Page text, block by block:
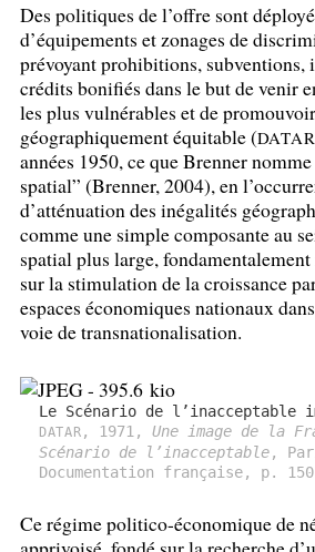
Des politiques de l’offre sont
d’équipements et zonages de
prévoyant prohibitions, subventions,
crédits bonifiés dans le but de venir
les plus vulnérables et de
géographiquement équitable (DATAR
années 1950, ce que Brenner
spatial” (Brenner, 2004), en
d’atténuation des inégalités
comme une simple composante au
spatial plus large,
sur la stimulation de la croissance
espaces économiques nationaux
voie de transnationalisation.
Le Scénario de l’inacceptable
DATAR , 1971,Une image de la
Scénario de l’inacceptable,
Documentation française, p.
Ce régime politico-économique de